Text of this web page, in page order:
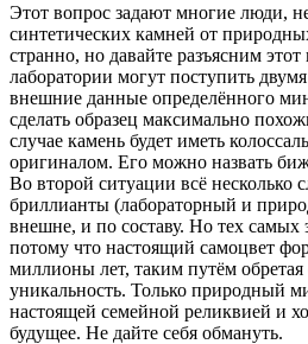
Этот вопрос задают многие люди,
синтетических камней от
странно, но давайте разъясним
лаборатории могут поступить
внешние данные определённого
сделать образец максимально
случае камень будет иметь
оригиналом. Его можно назвать
Во второй ситуации всё несколько
бриллианты (лабораторный и
внешне, и по составу. Но тех
потому что настоящий самоцвет
миллионы лет, таким путём
уникальность. Только природный
настоящей семейной реликвией и
будущее. Не дайте себя обмануть.